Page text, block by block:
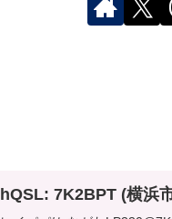
hQSL: 7K2BPT (横浜